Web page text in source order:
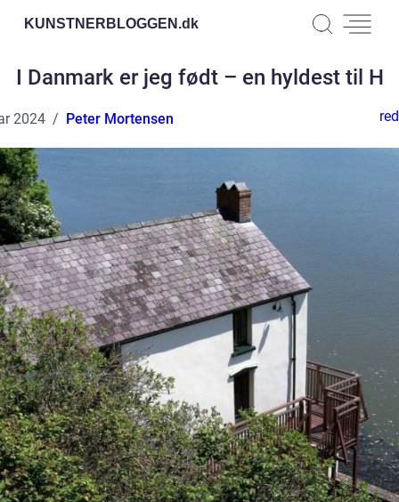
KUNSTNERBLOGGEN.dk
I Danmark er jeg født – en hyldest til H
2024 Peter Mortensen